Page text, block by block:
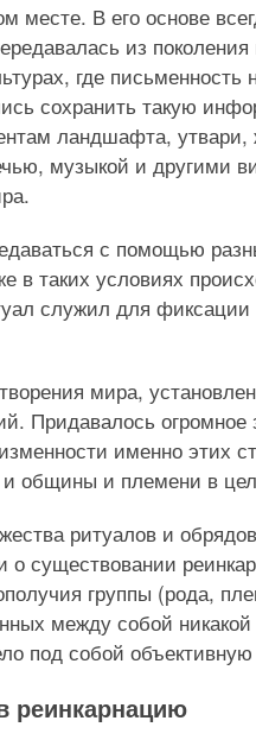
месте. В его основе
из
где
сохранить такую
ландшафта,
музыкой и другими
с помощью
в таких условиях
служил для
мира,
Придавалось
именно этих
и общины и племени в
ритуалов и
существовании
группы (рода,
между собой
под собой
реинкарнацию